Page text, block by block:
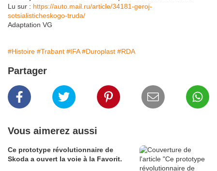
Lu sur : https://auto.mail.ru/article/34181-geroj-
sotsialisticheskogo-truda/
Adaptation VG
#Histoire #Trabant #IFA #Duroplast #RDA
Partager
Vous aimerez aussi
Ce prototype révolutionnaire de
Skoda a ouvert la voie à la Favorit.